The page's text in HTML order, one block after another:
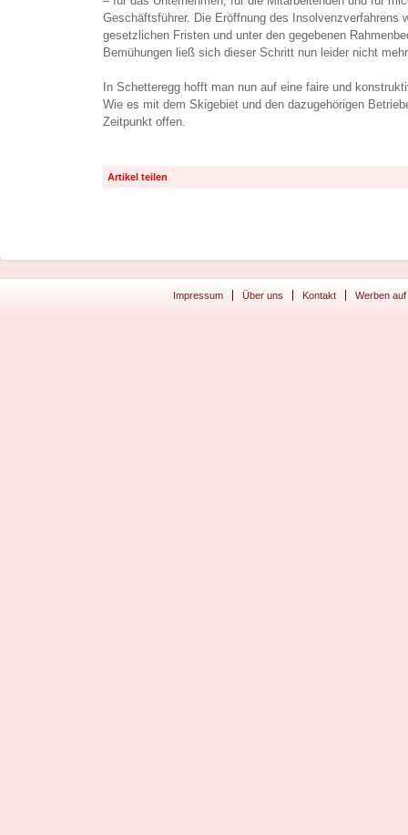
Geschäftsführer. Die Eröffnung des Insolvenzverfahrens
gesetzlichen Fristen und unter den gegebenen
Bemühungen ließ sich dieser Schritt nun leider nicht
In Schetteregg hofft man nun auf eine faire und
Wie es mit dem Skigebiet und den dazugehörigen
Zeitpunkt offen.
Artikel teilen
Impressum Über uns Kontakt Werben